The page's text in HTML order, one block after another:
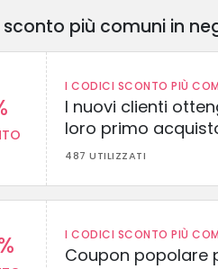
più comuni in
I CODICI SCONTO PIÙ
I nuovi clienti
loro primo
487 UTILIZZATI
I CODICI SCONTO PIÙ
Coupon popolare